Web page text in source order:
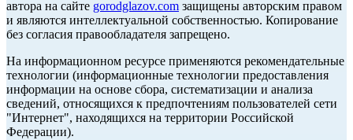
автора на сайте gorodglazov.com защищены авторским правом
и являются интеллектуальной собственностью. Копирование
без согласия правообладателя запрещено.
На информационном ресурсе применяются рекомендательные
технологии (информационные технологии предоставления
информации на основе сбора, систематизации и анализа
сведений, относящихся к предпочтениям пользователей сети
"Интернет", находящихся на территории Российской
Федерации).